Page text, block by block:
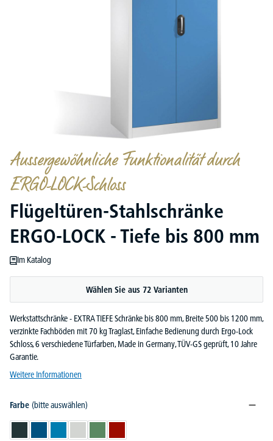
Aussergewöhnliche Funktionalität durch
ERGO-LOCK-Schloss
Flügeltüren-Stahlschränke
ERGO-LOCK - Tiefe bis 800 mm
Im Katalog
Wählen Sie aus 72 Varianten
Werkstattschränke - EXTRA TIEFE Schränke bis 800 mm, Breite 500 bis 1200 mm,
verzinkte Fachböden mit 70 kg Traglast, Einfache Bedienung durch Ergo-Lock
Schloss, 6 verschiedene Türfarben, Made in Germany, TÜV-GS geprüft, 10 Jahre
Garantie.
Weitere Informationen
Farbe (bitte auswählen)